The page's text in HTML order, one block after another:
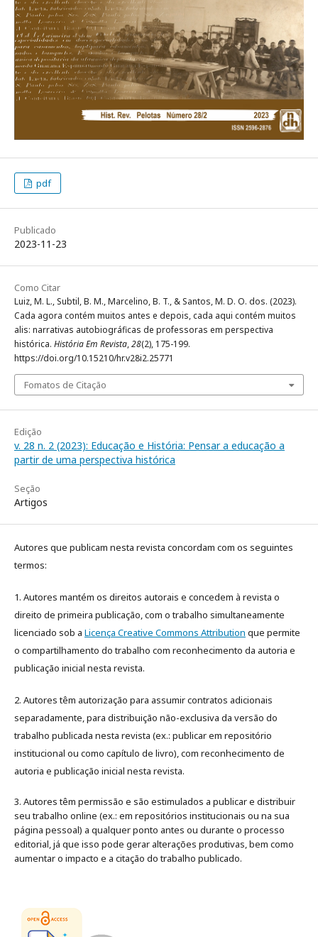
pdf
Publicado
2023-11-23
Como Citar
Luiz, M. L., Subtil, B. M., Marcelino, B. T., & Santos, M. D. O. dos. (2023).
Cada agora contém muitos antes e depois, cada aqui contém muitos
alis: narrativas autobiográficas de professoras em perspectiva
histórica. História Em Revista,28(2), 175-199.
https://doi.org/10.15210/hr.v28i2.25771
Fomatos de Citação
Edição
v. 28 n. 2 (2023): Educação e História: Pensar a educação a
partir de uma perspectiva histórica
Seção
Artigos
Autores que publicam nesta revista concordam com os seguintes
termos:
1. Autores mantém os direitos autorais e concedem à revista o
direito de primeira publicação, com o trabalho simultaneamente
licenciado sob a Licença Creative Commons Attribution que permite
o compartilhamento do trabalho com reconhecimento da autoria e
publicação inicial nesta revista.
2. Autores têm autorização para assumir contratos adicionais
separadamente, para distribuição não-exclusiva da versão do
trabalho publicada nesta revista (ex.: publicar em repositório
institucional ou como capítulo de livro), com reconhecimento de
autoria e publicação inicial nesta revista.
3. Autores têm permissão e são estimulados a publicar e distribuir
seu trabalho online (ex.: em repositórios institucionais ou na sua
página pessoal) a qualquer ponto antes ou durante o processo
editorial, já que isso pode gerar alterações produtivas, bem como
aumentar o impacto e a citação do trabalho publicado.